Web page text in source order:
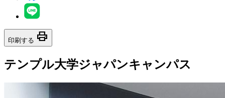
印刷する print
テンプル大学ジャパンキャンパス